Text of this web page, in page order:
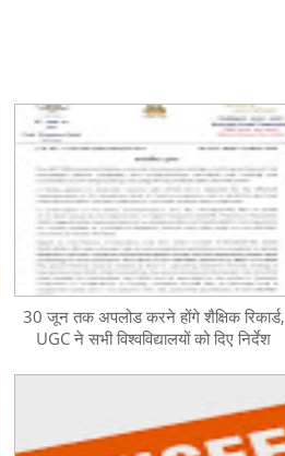
30 जून तक अपलोड करने होंगे शैक्षिक रिकार्ड,
UGC ने सभी विश्वविद्यालयों को दिए निर्देश